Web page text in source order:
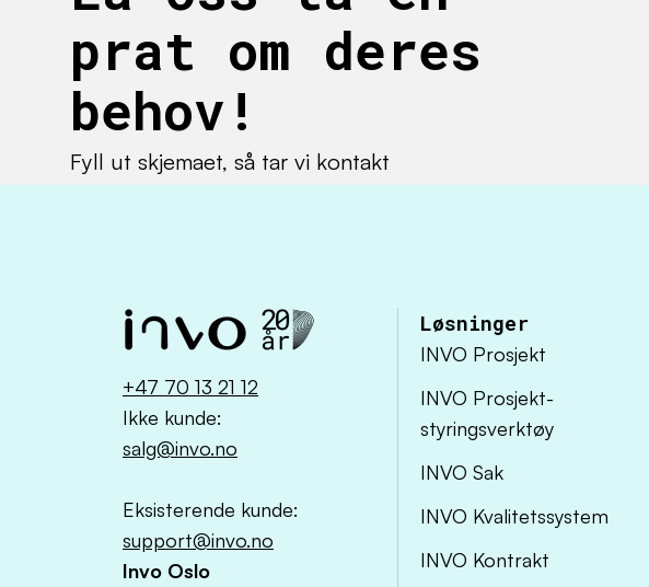
prat om deres
behov!
Fyll ut skjemaet, så tar vi kontakt
+47 70 13 21 12
Ikke kunde:
salg@invo.no
Eksisterende kunde:
support@invo.no
Invo Oslo
Løsninger
INVO Prosjekt
INVO Prosjekt-
styringsverktøy
INVO Sak
INVO Kvalitetssystem
INVO Kontrakt